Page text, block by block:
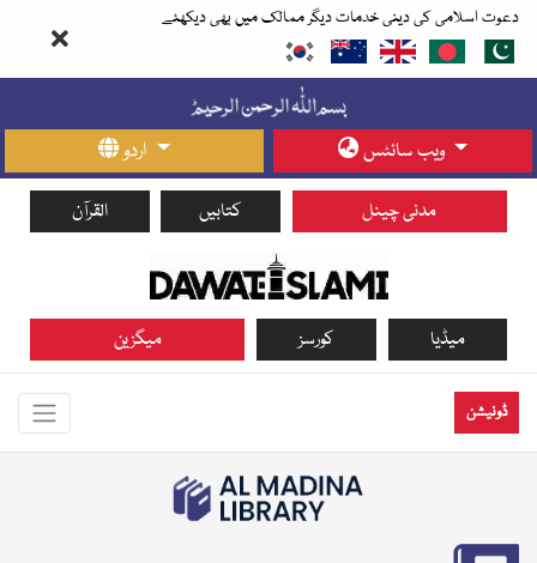
دعوت اسلامی کی دینی خدمات دیگر ممالک میں بھی دیکھئے
اردو ویب سائٹس
القرآن کتابیں مدنی چینل
میگزین کورسز میڈیا
ڈونیشن